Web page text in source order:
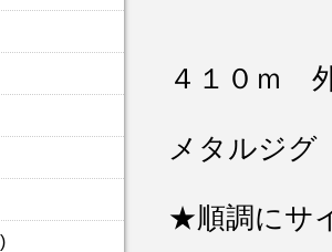
４１０ｍ
メタルジグ
★順調にサ